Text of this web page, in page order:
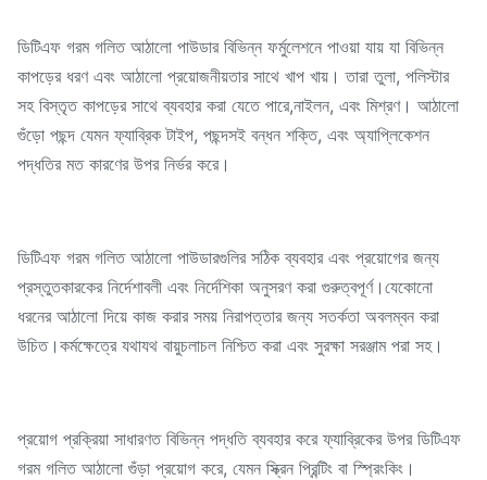
ডিটিএফ গরম গলিত আঠালো পাউডার বিভিন্ন ফর্মুলেশনে পাওয়া যায় যা বিভিন্ন
কাপড়ের ধরণ এবং আঠালো প্রয়োজনীয়তার সাথে খাপ খায়। তারা তুলা, পলিস্টার
সহ বিস্তৃত কাপড়ের সাথে ব্যবহার করা যেতে পারে,নাইলন, এবং মিশ্রণ। আঠালো
গুঁড়ো পছন্দ যেমন ফ্যাব্রিক টাইপ, পছন্দসই বন্ধন শক্তি, এবং অ্যাপ্লিকেশন
পদ্ধতির মত কারণের উপর নির্ভর করে।
ডিটিএফ গরম গলিত আঠালো পাউডারগুলির সঠিক ব্যবহার এবং প্রয়োগের জন্য
প্রস্তুতকারকের নির্দেশাবলী এবং নির্দেশিকা অনুসরণ করা গুরুত্বপূর্ণ।যেকোনো
ধরনের আঠালো দিয়ে কাজ করার সময় নিরাপত্তার জন্য সতর্কতা অবলম্বন করা
উচিত।কর্মক্ষেত্রে যথাযথ বায়ুচলাচল নিশ্চিত করা এবং সুরক্ষা সরঞ্জাম পরা সহ।
প্রয়োগ প্রক্রিয়া সাধারণত বিভিন্ন পদ্ধতি ব্যবহার করে ফ্যাব্রিকের উপর ডিটিএফ
গরম গলিত আঠালো গুঁড়া প্রয়োগ করে, যেমন স্ক্রিন প্রিন্টিং বা স্প্রিংকিং।